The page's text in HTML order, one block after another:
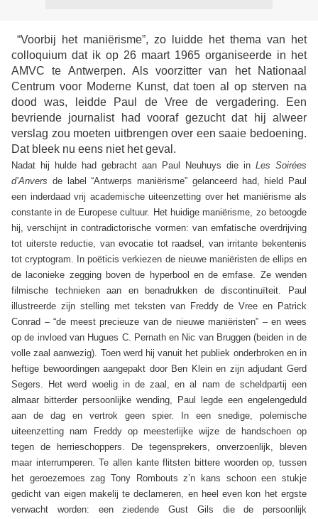
“Voorbij het maniërisme”, zo luidde het thema van het
colloquium dat ik op 26 maart 1965 organiseerde in het
AMVC te Antwerpen. Als voorzitter van het Nationaal
Centrum voor Moderne Kunst, dat toen al op sterven na
dood was, leidde Paul de Vree de vergadering. Een
bevriende journalist had vooraf gezucht dat hij alweer
verslag zou moeten uitbrengen over een saaie bedoening.
Dat bleek nu eens niet het geval.
Nadat hij hulde had gebracht aan Paul Neuhuys die in Les Soirées
d’Anvers de label “Antwerps maniërisme” gelanceerd had, hield Paul
een inderdaad vrij academische uiteenzetting over het maniërisme als
constante in de Europese cultuur. Het huidige maniërisme, zo betoogde
hij, verschijnt in contradictorische vormen: van emfatische overdrijving
tot uiterste reductie, van evocatie tot raadsel, van irritante bekentenis
tot cryptogram. In poëticis verkiezen de nieuwe maniëristen de ellips en
de laconieke zegging boven de hyperbool en de emfase. Ze wenden
filmische technieken aan en benadrukken de discontinuïteit. Paul
illustreerde zijn stelling met teksten van Freddy de Vree en Patrick
Conrad – “de meest precieuze van de nieuwe maniëristen” – en wees
op de invloed van Hugues C. Pernath en Nic van Bruggen (beiden in de
volle zaal aanwezig). Toen werd hij vanuit het publiek onderbroken en in
heftige bewoordingen aangepakt door Ben Klein en zijn adjudant Gerd
Segers. Het werd woelig in de zaal, en al nam de scheldpartij een
almaar bitterder persoonlijke wending, Paul legde een engelengeduld
aan de dag en vertrok geen spier. In een snedige, polemische
uiteenzetting nam Freddy op meesterlijke wijze de handschoen op
tegen de herrieschoppers. De tegensprekers, onverzoenlijk, bleven
maar interrumperen. Te allen kante flitsten bittere woorden op, tussen
het geroezemoes zag Tony Rombouts z’n kans schoon een stukje
gedicht van eigen makelij te declameren, en heel even kon het ergste
verwacht worden: een ziedende Gust Gils die de persoonlijk